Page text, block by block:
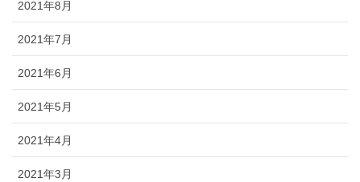
2021年8月
2021年7月
2021年6月
2021年5月
2021年4月
2021年3月